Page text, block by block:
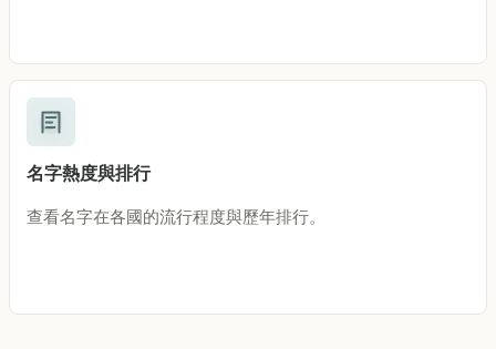
名字熱度與排行
查看名字在各國的流行程度與歷年排行。